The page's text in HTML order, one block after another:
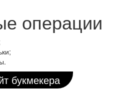
операции
букмекера